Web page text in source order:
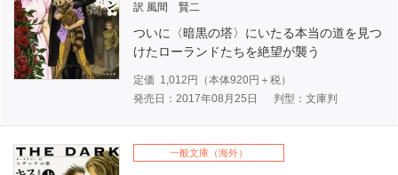
訳 風間 賢二
ついに〈暗黒の塔〉にいたる本当の道を見つ
けたローランドたちを絶望が襲う
定価 1,012 円（本体920円＋税）
発売日：2017年08月25日
判型：文庫判
一般文庫（海外）